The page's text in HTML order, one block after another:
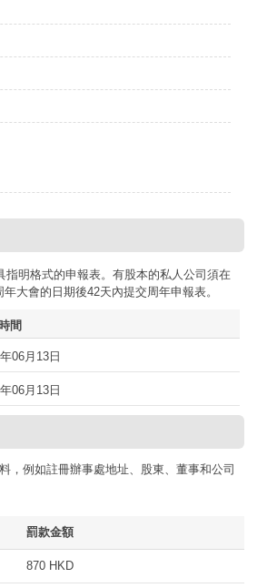
明格式的申報表。有股本的私人公司須在
大會的日期後42天內提交周年申報表。
間
06月13日
06月13日
，例如註冊辦事處地址、股東、董事和公司
罰款金額
870 HKD